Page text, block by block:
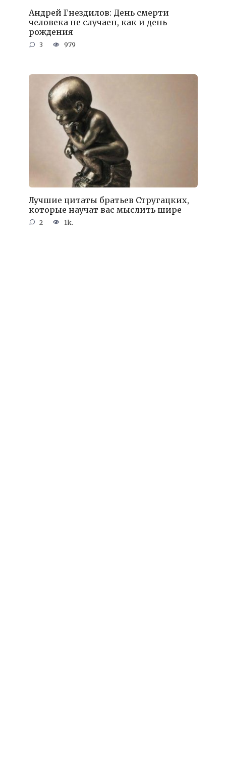
Андрей Гнездилов: День смерти
человека не случаен, как и день
рождения
3 979
Лучшие цитаты братьев Стругацких,
которые научат вас мыслить шире
2 1k.